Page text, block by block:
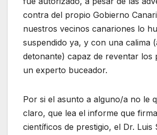
contra del propio Gobierno
nuestros vecinos canariones lo
suspendido ya, y con una calima
detonante) capaz de reventar los
un experto buceador.
Por si el asunto a alguno/a no le
claro, que lea el informe que
científicos de prestigio, el Dr. Luis